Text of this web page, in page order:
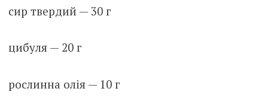
сир твердий — 30 г
цибуля — 20 г
рослинна олія — 10 г